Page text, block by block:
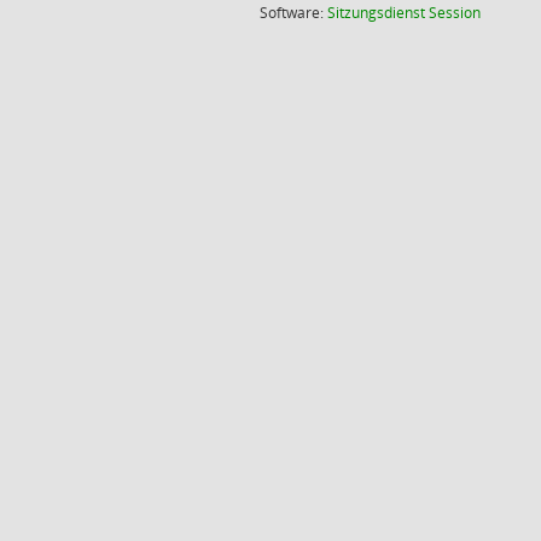
Software:SitzungsdienstSession(Wird in